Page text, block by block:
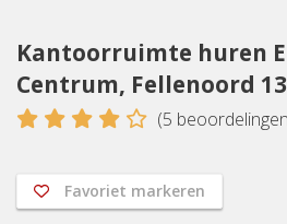
Kantoorruimte huren
Centrum, Fellenoord
4 (5
Favoriet markeren